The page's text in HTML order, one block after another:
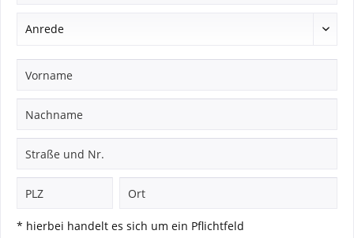
* hierbei handelt es sich um ein Pflichtfeld